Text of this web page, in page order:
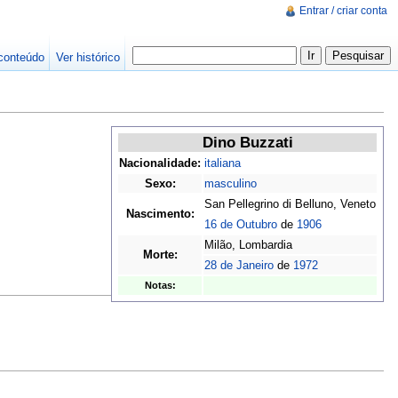
Dino Buzzati
Nacionalidade: italiana
Sexo:
masculino
Nascimento:
San Pellegrino di Belluno, Veneto
16 de Outubro de 1906
Morte:
Milão, Lombardia
28 de Janeiro de 1972
Notas:
Entrar / criar conta
Ver histórico